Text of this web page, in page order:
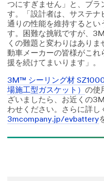
つにすぎません」と、ブラ
す。「設計者は、サステナ
通りの性能を維持するとい
す。困難な挑戦ですが、
くの難題と変わりはあり
動車メーカーの皆様がこれ
援を続けてまいります」。
3M™ シーリング材
場施工型ガスケット） の使
ざいましたら、お近くの
わせください。さらに詳し
3mcompany.jp/evbattery